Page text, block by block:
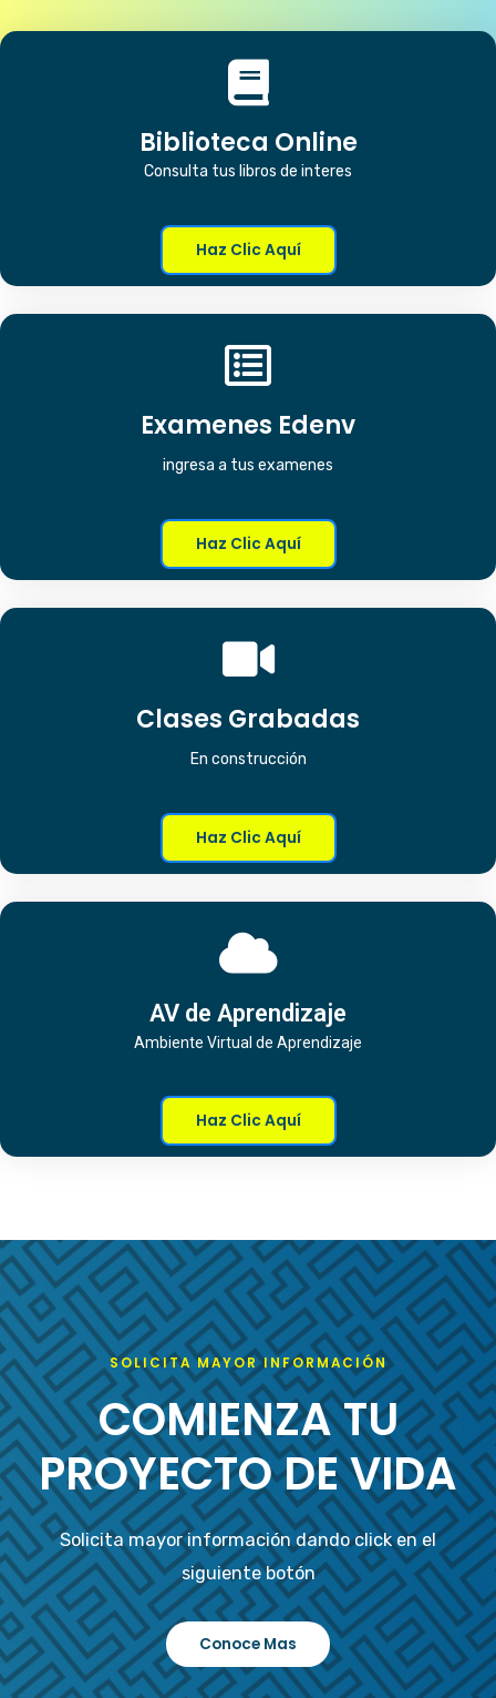
Biblioteca Online
Consulta tus libros de interes
Haz Clic Aquí
Examenes Edenv
ingresa a tus examenes
Haz Clic Aquí
Clases Grabadas
En construcción
Haz Clic Aquí
AV de Aprendizaje
Ambiente Virtual de Aprendizaje
Haz Clic Aquí
SOLICITA MAYOR INFORMACIÓN
COMIENZA TU
PROYECTO DE VIDA
Solicita mayor información dando click en el
siguiente botón
Conoce Mas